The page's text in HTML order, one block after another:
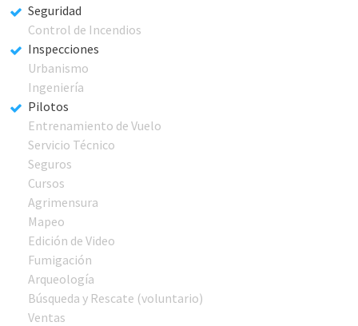
Seguridad
Control de Incendios
Inspecciones
Urbanismo
Ingeniería
Pilotos
Entrenamiento de Vuelo
Servicio Técnico
Seguros
Cursos
Agrimensura
Mapeo
Edición de Video
Fumigación
Arqueología
Búsqueda y Rescate (voluntario)
Ventas